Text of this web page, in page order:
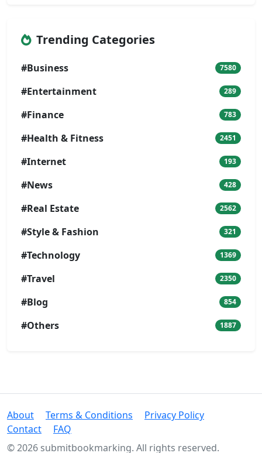
Trending Categories
#Business 7580
#Entertainment 289
#Finance 783
#Health & Fitness 2451
#Internet 193
#News 428
#Real Estate 2562
#Style & Fashion 321
#Technology 1369
#Travel 2350
#Blog 854
#Others 1887
About Terms & Conditions
Privacy Policy
Contact
FAQ
© 2026 submitbookmarking. All rights reserved.